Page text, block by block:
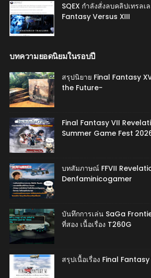
SQEX กำลังสั่งลบคลิปเทรล
Fantasy Versus XIII
บทความยอดนิยมในรอบปี
สรุปนิยาย Final Fantasy
the Future-
Final Fantasy VII
Summer Game Fest
บทสัมภาษณ์ FFVII
Denfaminicogamer
บันทึกการเล่น SaGa
ที่สอง เนื้อเรื่อง T260G
สรุปเนื้อเรื่อง Final Fantasy